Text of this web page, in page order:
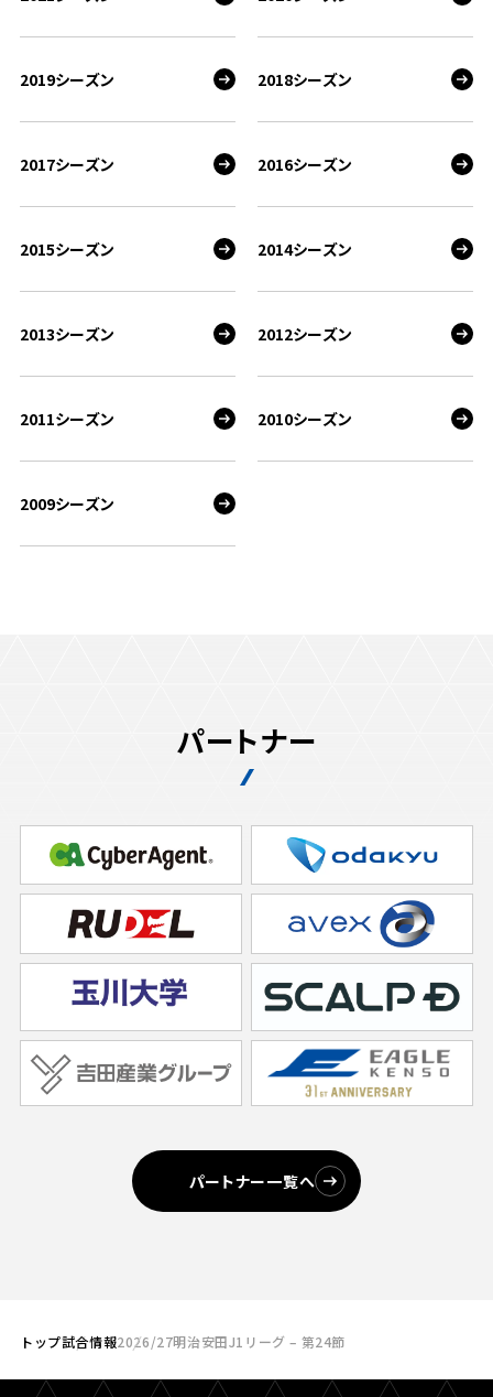
2019シーズン 2018シーズン
2017シーズン 2016シーズン
2015シーズン 2014シーズン
2013シーズン 2012シーズン
2011シーズン 2010シーズン
2009シーズン
パートナー
パートナー一覧へ
トップ試合情報2026/27明治安田J1リーグ – 第24節